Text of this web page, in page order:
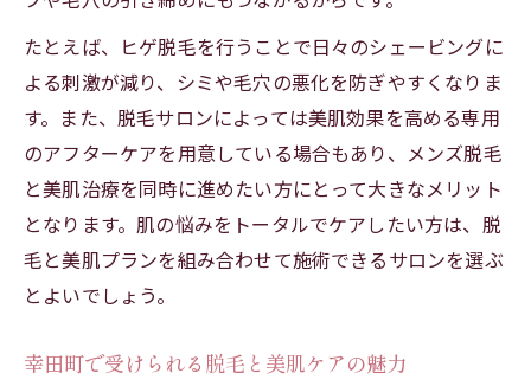
たとえば、ヒゲ脱毛を行うことで日々のシェービングに
よる刺激が減り、シミや毛穴の悪化を防ぎやすくなりま
す。また、脱毛サロンによっては美肌効果を高める専用
のアフターケアを用意している場合もあり、メンズ脱毛
と美肌治療を同時に進めたい方にとって大きなメリット
となります。肌の悩みをトータルでケアしたい方は、脱
毛と美肌プランを組み合わせて施術できるサロンを選ぶ
とよいでしょう。
幸田町で受けられる脱毛と美肌ケアの魅力